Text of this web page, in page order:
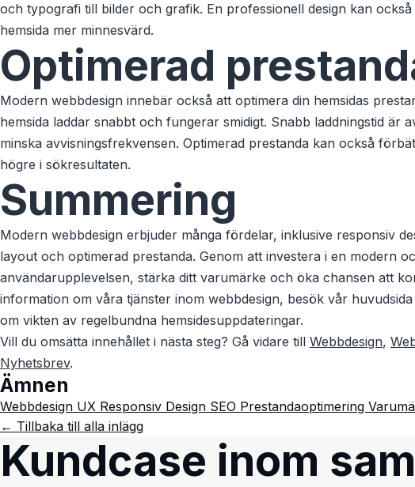
och typografi till bilder och grafik. En professionell design kan
hemsida mer minnesvärd.
Optimerad
Modern webbdesign innebär också att optimera din hemsidas
hemsida laddar snabbt och fungerar smidigt. Snabb laddningstid är
minska avvisningsfrekvensen. Optimerad prestanda kan också
högre i sökresultaten.
Summering
Modern webbdesign erbjuder många fördelar, inklusive responsiv
layout och optimerad prestanda. Genom att investera i en modern
användarupplevelsen, stärka ditt varumärke och öka chansen att
information om våra tjänster inom webbdesign, besök vår
om vikten av regelbundna hemsidesuppdateringar.
Vill du omsätta innehållet i nästa steg? Gå vidare till Webbdesign,
Nyhetsbrev.
Ämnen
Webbdesign UX Responsiv Design SEO Prestandaoptimering
← Tillbaka till alla inlägg
Kundcase inom